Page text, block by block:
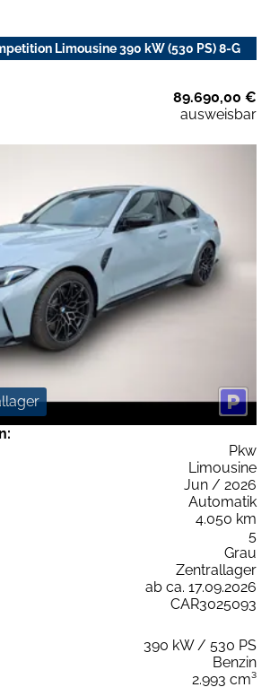
Limousine 390 kW (530 PS) 8-G
89.690,00 €
ausweisbar
Pkw
Limousine
Jun / 2026
Automatik
4.050 km
5
Grau
Zentrallager
ab ca. 17.09.2026
CAR3025093
390 kW / 530 PS
Benzin
2.993 cm³